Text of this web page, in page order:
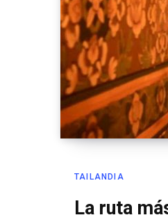
TAILANDIA
La ruta